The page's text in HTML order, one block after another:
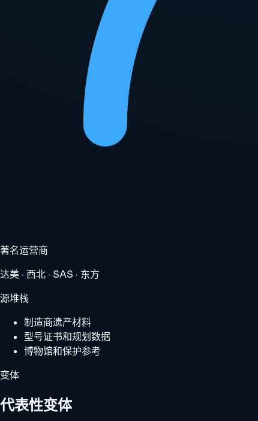
著名运营商
达美 · 西北 · SAS · 东方
源堆栈
制造商遗产材料
型号证书和规划数据
博物馆和保护参考
变体
代表性变体